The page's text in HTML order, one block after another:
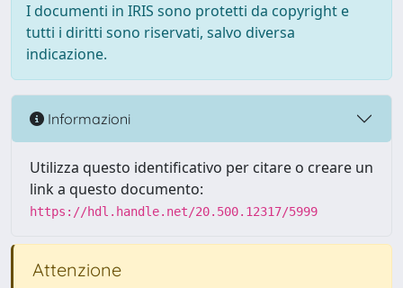
I documenti in IRIS sono protetti da copyright e
tutti i diritti sono riservati, salvo diversa
indicazione.
Informazioni
Utilizza questo identificativo per citare o creare un
link a questo documento:
https://hdl.handle.net/20.500.12317/5999
Attenzione